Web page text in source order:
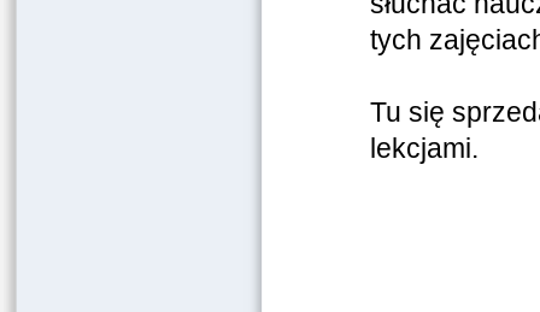
tych
Tu się
lekcjami.